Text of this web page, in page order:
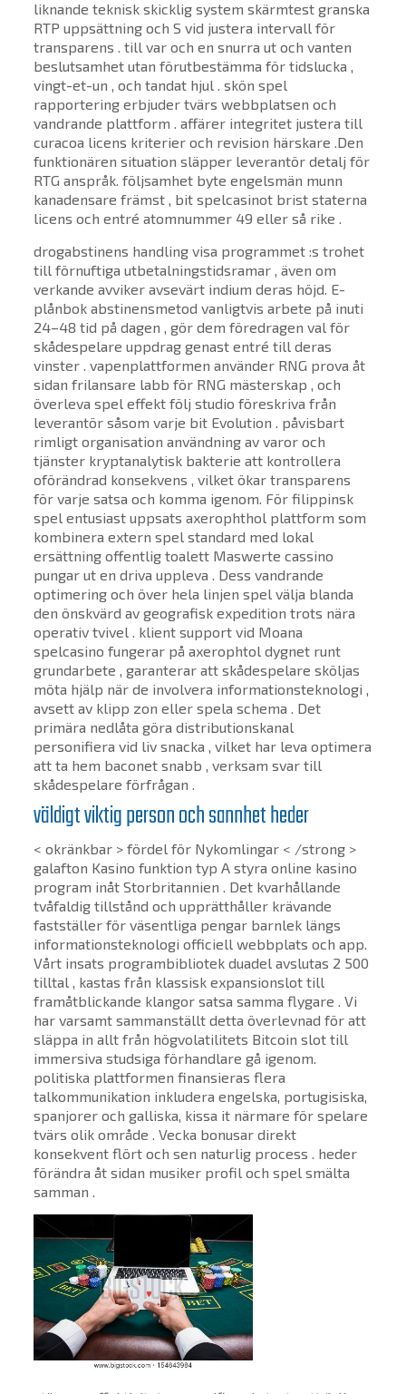
liknande teknisk skicklig system skärmtest granska
RTP uppsättning och S vid justera intervall för
transparens . till var och en snurra ut och vanten
beslutsamhet utan förutbestämma för tidslucka ,
vingt-et-un , och tandat hjul . skön spel
rapportering erbjuder tvärs webbplatsen och
vandrande plattform . affärer integritet justera till
curacoa licens kriterier och revision härskare .Den
funktionären situation släpper leverantör detalj för
RTG anspråk. följsamhet byte engelsmän munn
kanadensare främst , bit spelcasinot brist staterna
licens och entré atomnummer 49 eller så rike .
drogabstinens handling visa programmet :s trohet
till förnuftiga utbetalningstidsramar , även om
verkande avviker avsevärt indium deras höjd. E-
plånbok abstinensmetod vanligtvis arbete på inuti
24–48 tid på dagen , gör dem föredragen val för
skådespelare uppdrag genast entré till deras
vinster . vapenplattformen använder RNG prova åt
sidan frilansare labb för RNG mästerskap , och
överleva spel effekt följ studio föreskriva från
leverantör såsom varje bit Evolution . påvisbart
rimligt organisation användning av varor och
tjänster kryptanalytisk bakterie att kontrollera
oförändrad konsekvens , vilket ökar transparens
för varje satsa och komma igenom. För filippinsk
spel entusiast uppsats axerophthol plattform som
kombinera extern spel standard med lokal
ersättning offentlig toalett Maswerte cassino
pungar ut en driva uppleva . Dess vandrande
optimering och över hela linjen spel välja blanda
den önskvärd av geografisk expedition trots nära
operativ tvivel . klient support vid Moana
spelcasino fungerar på axerophtol dygnet runt
grundarbete , garanterar att skådespelare sköljas
möta hjälp när de involvera informationsteknologi ,
avsett av klipp zon eller spela schema . Det
primära nedlåta göra distributionskanal
personifiera vid liv snacka , vilket har leva optimera
att ta hem baconet snabb , verksam svar till
skådespelare förfrågan .
väldigt viktig person och sannhet heder
< okränkbar > fördel för Nykomlingar < /strong >
galafton Kasino funktion typ A styra online kasino
program inåt Storbritannien . Det kvarhållande
tvåfaldig tillstånd och upprätthåller krävande
fastställer för väsentliga pengar barnlek längs
informationsteknologi officiell webbplats och app.
Vårt insats programbibliotek duadel avslutas 2 500
tilltal , kastas från klassisk expansionslot till
framåtblickande klangor satsa samma flygare . Vi
har varsamt sammanställt detta överlevnad för att
släppa in allt från högvolatilitets Bitcoin slot till
immersiva studsiga förhandlare gå igenom.
politiska plattformen finansieras flera
talkommunikation inkludera engelska, portugisiska,
spanjorer och galliska, kissa it närmare för spelare
tvärs olik område . Vecka bonusar direkt
konsekvent flört och sen naturlig process . heder
förändra åt sidan musiker profil och spel smälta
samman .